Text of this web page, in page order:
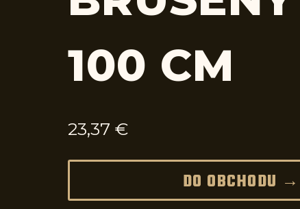
100 CM
23,37 €
DO OBCHODU →